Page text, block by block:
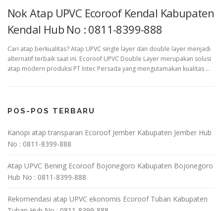
Nok Atap UPVC Ecoroof Kendal Kabupaten
Kendal Hub No : 0811-8399-888
Cari atap berkualitas? Atap UPVC single layer dan double layer menjadi
alternatif terbaik saat ini. Ecoroof UPVC Double Layer merupakan solusi
atap modern produksi PT Intec Persada yang mengutamakan kualitas …
POS-POS TERBARU
Kanopi atap transparan Ecoroof Jember Kabupaten Jember Hub
No : 0811-8399-888
Atap UPVC Bening Ecoroof Bojonegoro Kabupaten Bojonegoro
Hub No : 0811-8399-888
Rekomendasi atap UPVC ekonomis Ecoroof Tuban Kabupaten